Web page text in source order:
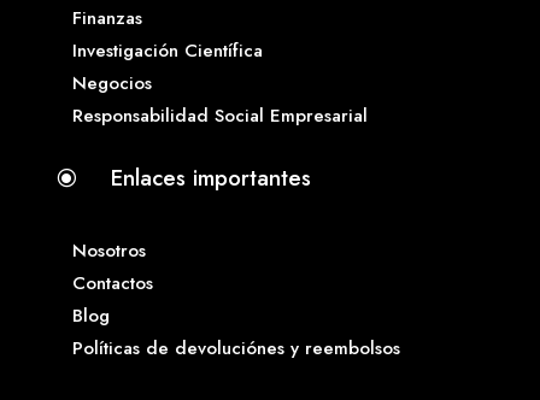
Finanzas
Investigación Científica
Negocios
Responsabilidad Social Empresarial
\ Enlaces importantes
Nosotros
Contactos
Blog
Políticas de devoluciónes y reembolsos